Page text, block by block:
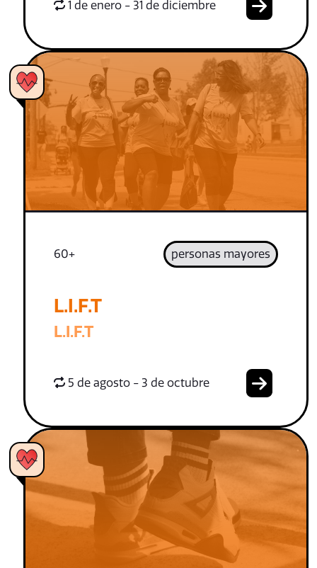
1 de enero - 31 de diciembre
60+ personas mayores
L.I.F.T
L.I.F.T
5 de agosto - 3 de octubre